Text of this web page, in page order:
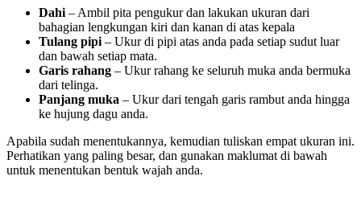
Dahi – Ambil pita pengukur dan lakukan ukuran dari
bahagian lengkungan kiri dan kanan di atas kepala
Tulang pipi – Ukur di pipi atas anda pada setiap sudut luar
dan bawah setiap mata.
Garis rahang – Ukur rahang ke seluruh muka anda bermuka
dari telinga.
Panjang muka – Ukur dari tengah garis rambut anda hingga
ke hujung dagu anda.
Apabila sudah menentukannya, kemudian tuliskan empat ukuran ini.
Perhatikan yang paling besar, dan gunakan maklumat di bawah
untuk menentukan bentuk wajah anda.